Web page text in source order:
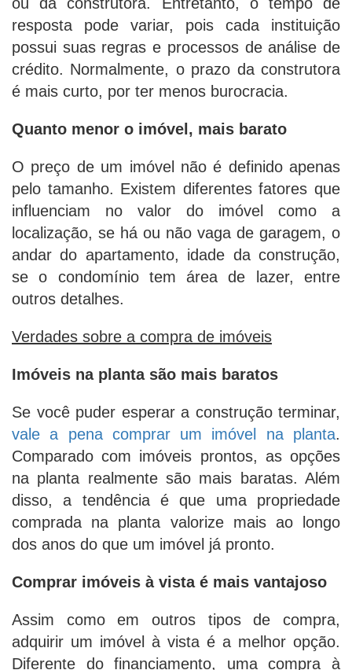
resposta pode variar, pois cada instituição
possui suas regras e processos de análise de
crédito. Normalmente, o prazo da construtora
é mais curto, por ter menos burocracia.
Quanto menor o imóvel, mais barato
O preço de um imóvel não é definido apenas
pelo tamanho. Existem diferentes fatores que
influenciam no valor do imóvel como a
localização, se há ou não vaga de garagem, o
andar do apartamento, idade da construção,
se o condomínio tem área de lazer, entre
outros detalhes.
Verdades sobre a compra de imóveis
Imóveis na planta são mais baratos
Se você puder esperar a construção terminar,
vale a pena comprar um imóvel na planta.
Comparado com imóveis prontos, as opções
na planta realmente são mais baratas. Além
disso, a tendência é que uma propriedade
comprada na planta valorize mais ao longo
dos anos do que um imóvel já pronto.
Comprar imóveis à vista é mais vantajoso
Assim como em outros tipos de compra,
adquirir um imóvel à vista é a melhor opção.
Diferente do financiamento, uma compra à